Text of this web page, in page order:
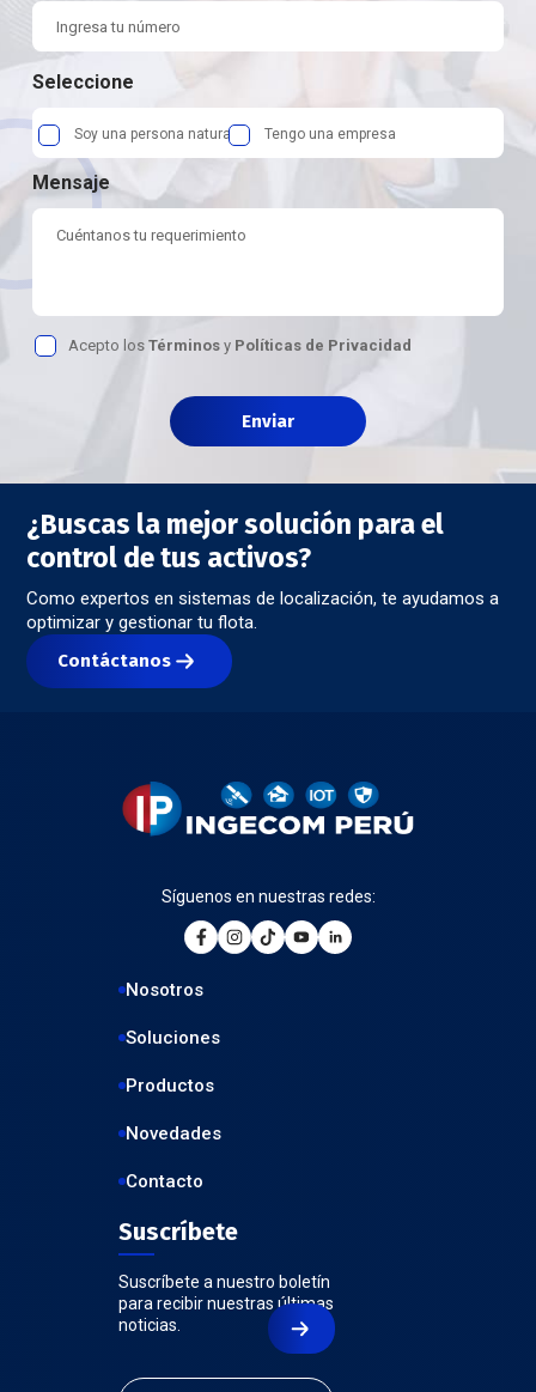
Seleccione
Soy una persona natural Tengo una empresa
Mensaje
Acepto losTérminos y Políticas de Privacidad
¿Buscas la mejor solución para el
control de tus activos?
Como expertos en sistemas de localización, te ayudamos a
optimizar y gestionar tu flota.
Contáctanos
Síguenos en nuestras redes:
Nosotros
Soluciones
Productos
Novedades
Contacto
Suscríbete
Suscríbete a nuestro boletín
para recibir nuestras últimas
noticias.